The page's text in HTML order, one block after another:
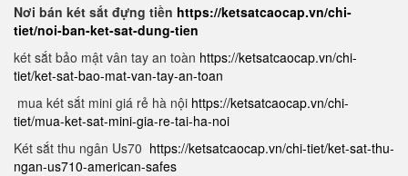
Nơi bán két sắt đựng tiền https://ketsatcaocap.vn/chi-
tiet/noi-ban-ket-sat-dung-tien
két sắt bảo mật vân tay an toàn https://ketsatcaocap.vn/chi-
tiet/ket-sat-bao-mat-van-tay-an-toan
mua két sắt mini giá rẻ hà nội https://ketsatcaocap.vn/chi-
tiet/mua-ket-sat-mini-gia-re-tai-ha-noi
Két sắt thu ngân Us70 https://ketsatcaocap.vn/chi-tiet/ket-sat-thu-
ngan-us710-american-safes